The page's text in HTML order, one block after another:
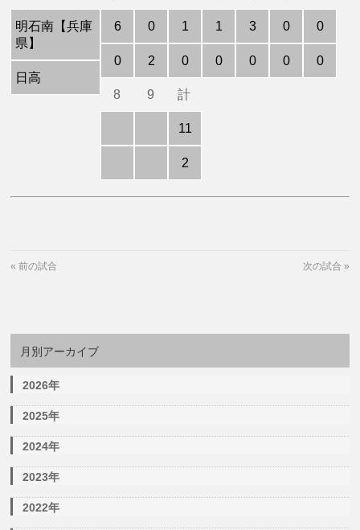
明石南【兵庫
県】
日高
6
0
0
2
1
0
1
0
3
0
0
0
0
0
8 9 計
11
2
«前の試合 次の試合 »
月別アーカイブ
2026年
2025年
2024年
2023年
2022年